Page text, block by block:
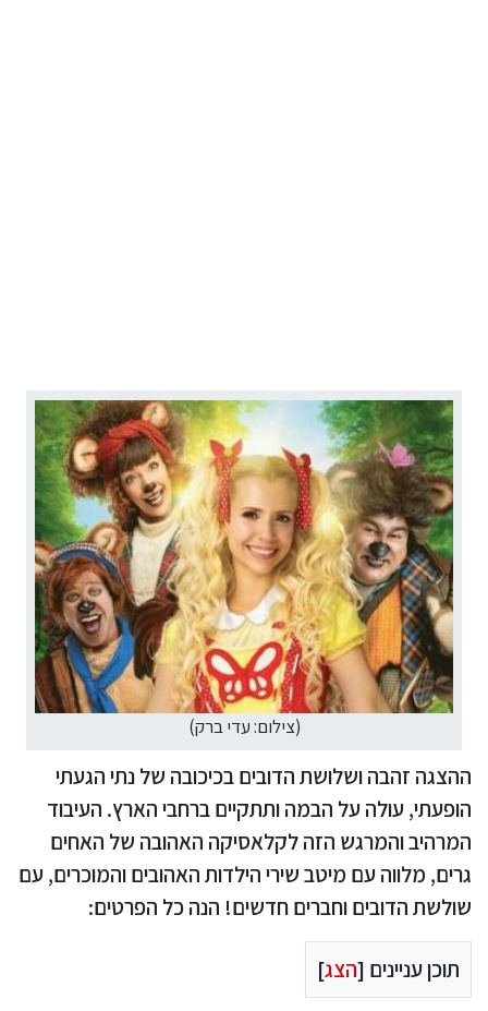
(צילום: עדי ברק)
ההצגה זהבה ושלושת הדובים בכיכובה של נתי הגעתי
הופעתי, עולה על הבמה ותתקיים ברחבי הארץ. העיבוד
המרהיב והמרגש הזה לקלאסיקה האהובה של האחים
גרים, מלווה עם מיטב שירי הילדות האהובים והמוכרים, עם
שולשת הדובים וחברים חדשים! הנה כל הפרטים:
תוכן עניינים [הצג]